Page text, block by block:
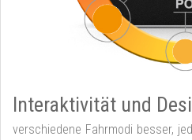
Interaktivität und
verschiedene Fahrmodi besser,